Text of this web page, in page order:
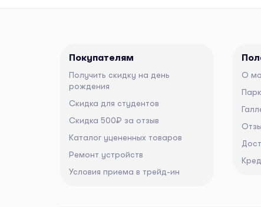
Покупателям
Получить скидку на день
рождения
Скидка для студентов
Скидка 500₽ за отзыв
Каталог уцененных товаров
Ремонт устройств
Условия приема в трейд-ин
О